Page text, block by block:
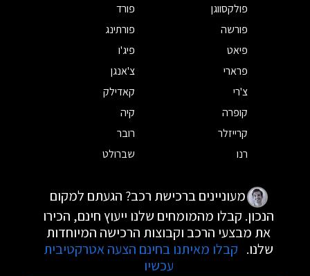
פולקסווגן
פורד
פורשה
פורתינג
פיאט
פיג'ו
פרארי
צ'אנגן
צ'רי
קאדילק
קופרה
קיה
קרייזלר
רובר
רנו
שברולט
מעוניינים ברכישת רכב? הגעתם למקום
הנכון. קבלו מהמומחים שלנו ייעוץ חינם, הכירו
את מבצעי הרכב וקבוצות הרכישה המיוחדות
שלנו. קבלו מאיתנו בחינם הצעה אטרקטיבית
עכשיו